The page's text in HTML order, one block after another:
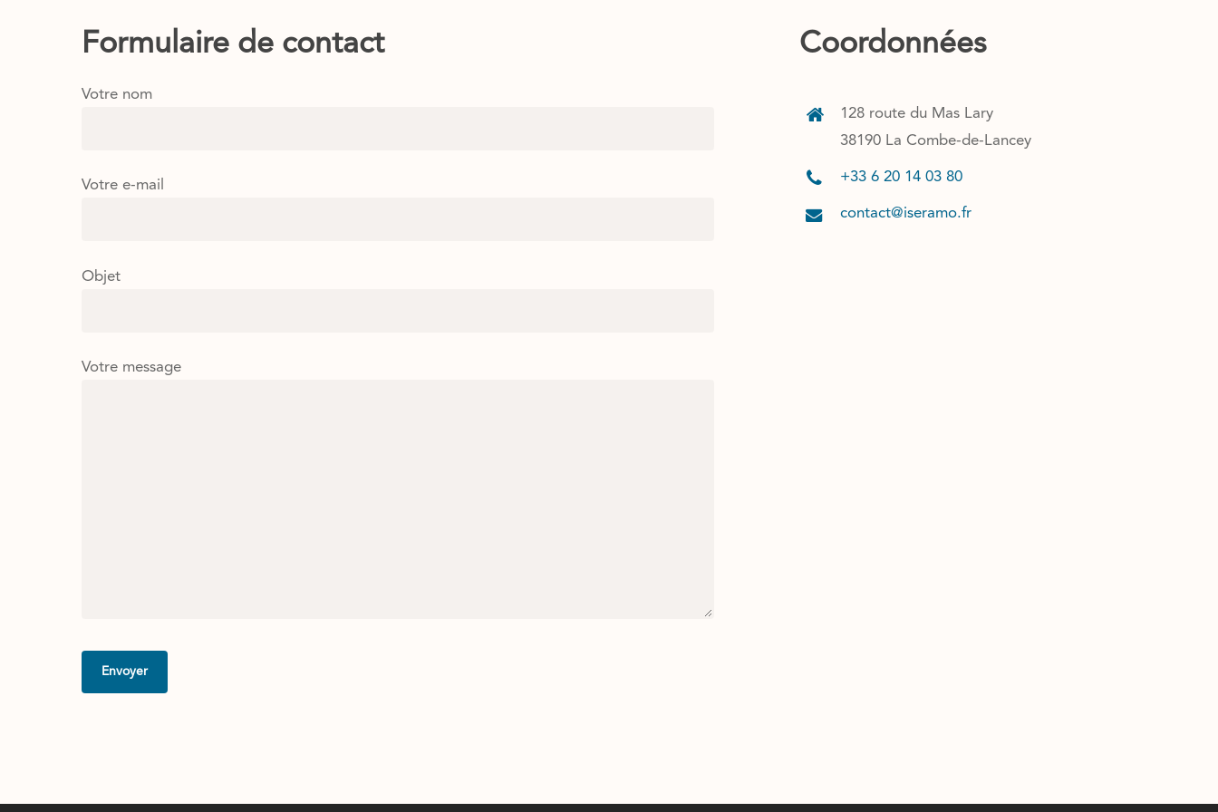
Formulaire de contact
Votre nom
Votre e-mail
Objet
Votre message
Coordonnées
128 route du Mas Lary
38190 La Combe-de-Lancey
+33 6 20 14 03 80
contact@iseramo.fr